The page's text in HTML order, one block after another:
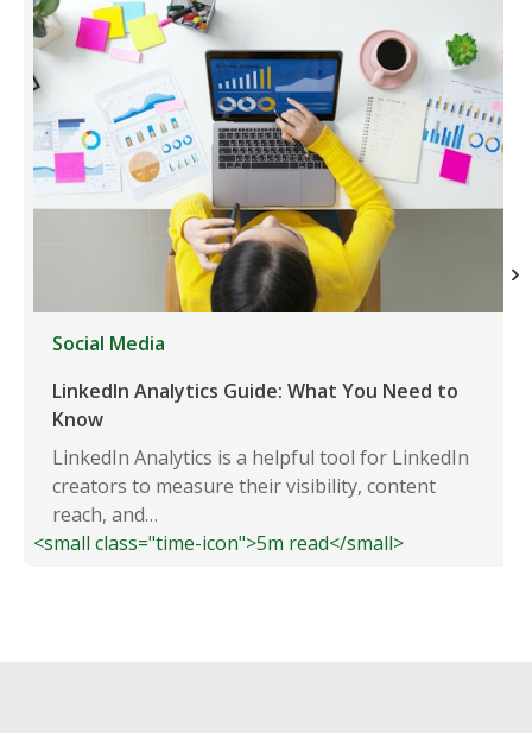
Social Media
LinkedIn Analytics Guide: What You Need to
Know
LinkedIn Analytics is a helpful tool for LinkedIn
creators to measure their visibility, content
reach, and…
<small class="time-icon">5m read</small>